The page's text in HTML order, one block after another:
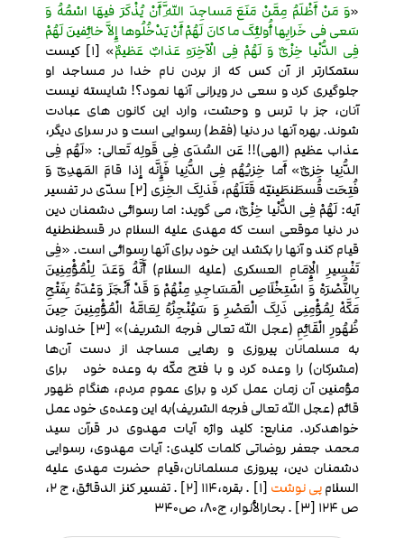
«وَ مَنْ أَظْلَمُ مِمَّنْ مَنَعَ مَساجِدَ اللَّهِ أَنْ یُذْکَرَ فیهَا اسْمُهُ وَ
سَعی فی خَرابِها أُولئِکَ ما کانَ لَهُمْ أَنْ یَدْخُلُوها إِلاَّ خائِفینَ لَهُمْ
فِی الدُّنْیا خِزْیٌ وَ لَهُمْ فِی الْآخِرَهِ عَذابٌ عَظیمٌ» [۱]
کیست
ستمکارتر از آن کس که از بردن نام خدا در مساجد او
جلوگیری کرد و سعی در ویرانی آنها نمود؟! شایسته نیست
آنان، جز با ترس و وحشت، وارد این کانون های عبادت
شوند. بهره آنها در دنیا (فقط) رسوایی است و در سرای دیگر،
عذاب عظیم (الهی)!! عَن السُدَی فِی قَولِه تَعالی: «لَهُم فِی
الدُّنِیا خِزیٌ» أَما خِزیُهُم فِی الدُّنِیا فَإِنَّه إذا قامَ المَهدِیّ وَ
فُتِحَت قُسطَنطَینیّه قَتَلَهُم، فَذلِکَ الخِزی [۲]
سدّی در تفسیر
آیه: لَهُمْ فِی الدُّنْیا خِزْیٌ، می گوید: اما رسوائی دشمنان دین
در دنیا موقعی است که مهدی علیه السلام در قسطنطنیه
قیام کند و آنها را بکشد این خود برای آنها رسوائی است. «فِی
تَفْسِیرِ الْإِمَامِ العسکری (علیه السلام) أَنَّهُ وَعَدَ لِلْمُؤْمِنِینَ
بِالنُّصْرَهْ وَ اسْتِخْلَاصِ الْمَسَاجِدِ مِنْهُمْ وَ قَدْ أَنْجَزَ وَعْدَهُ بِفَتْحِ
مَکَّهْ لِمُؤْمِنِی ذَلِکَ الْعَصْرِ وَ سَیُنْجِزُهُ لِعَامَّهْ الْمُؤْمِنِینَ حِینَ
ظُهُورِ الْقَائِمِ (عجل الله تعالی فرجه الشریف)» [۳]
خداوند
به مسلمانان پیروزی و رهایی مساجد از دست آن‌ها
(مشرکان) را وعده کرد و با فتح مکّه به وعده خود برای
مؤمنین آن زمان عمل کرد و برای عموم مردم، هنگام ظهور
قائم (عجل الله تعالی فرجه الشریف)به این وعده‌ی خود عمل
خواهدکرد. منابع: کلید واژه آیات مهدوی در قرآن سید
محمد جعفر روضاتی کلمات کلیدی: آیات مهدوی، رسوایی
دشمنان دین، پیروزی مسلمانان،قیام حضرت مهدی علیه
السلامپی نوشت [۱] . بقره،۱۱۴
[۲] . تفسیر کنز الدقائق، ج ۲،
ص ۱۲۴
[۳] . بحارالأنوار، ج۸۰، ص۳۴۰